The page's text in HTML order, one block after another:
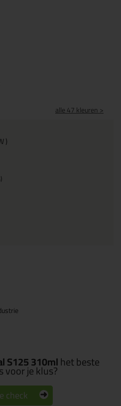
alle 47 kleuren >
)
S125 310mlhet beste
voor je klus?
check